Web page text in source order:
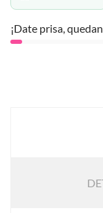
¡Date prisa,